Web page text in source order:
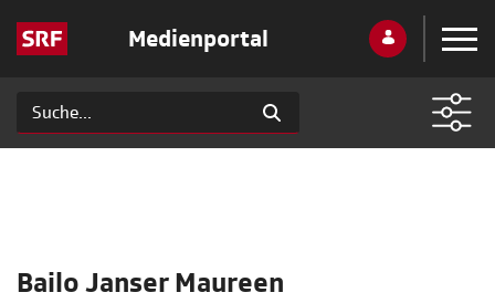
Medienportal
Bailo Janser Maureen